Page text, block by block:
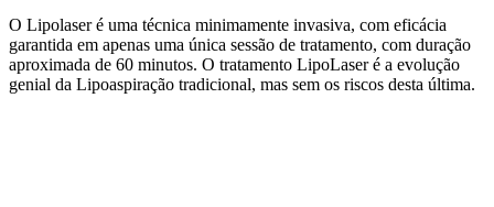
O Lipolaser é uma técnica minimamente invasiva, com eficácia
garantida em apenas uma única sessão de tratamento, com duração
aproximada de 60 minutos. O tratamento LipoLaser é a evolução
genial da Lipoaspiração tradicional, mas sem os riscos desta última.